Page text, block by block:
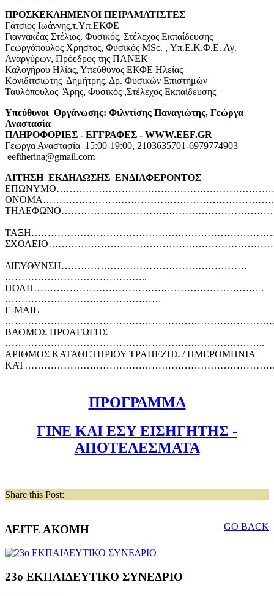
ΠΡΟΣΚΕΚΛΗΜΕΝΟΙ ΠΕΙΡΑΜΑΤΙΣΤΕΣ
Γάτσιος Ιωάννης,τ.Υπ.ΕΚΦΕ
Γιαννακέας Στέλιος, Φυσικός, Στέλεχος Εκπαίδευσης
Γεωργόπουλος Χρήστος, Φυσικός MSc. , Υπ.Ε.Κ.Φ.Ε. Αγ.
Αναργύρων, Πρόεδρος της ΠΑΝΕΚ
Καλογήρου Ηλίας, Υπεύθυνος ΕΚΦΕ Ηλείας
Κονιδιτσιώτης Δημήτρης, Δρ. Φυσικών Επιστημών
Ταυλόπουλος Άρης, Φυσικός ,Στέλεχος Εκπαίδευσης
Υπεύθυνοι Οργάνωσης: Φιλντίσης Παναγιώτης, Γεώργα
Αναστασία
ΠΛΗΡΟΦΟΡΙΕΣ - ΕΓΓΡΑΦΕΣ - WWW.EEF.GR
Γεώργα Αναστασία 15:00-19:00, 2103635701-6979774903
eeftherina@gmail.com
ΑΙΤΗΣΗ ΕΚΔΗΛΩΣΗΣ ΕΝΔΙΑΦΕΡΟΝΤΟΣ
ΔΙΕΥΘΥΝΣΗ…………………………………………………
……………………………………..
ΠΟΛΗ…………………………………………………………… .
…………………………………………
Ε-ΜΑΙL
ΒΑΘΜΟΣ ΠΡΟΑΓΩΓΗΣ
……………………………………………………………………..
ΑΡΙΘΜΟΣ ΚΑΤΑΘΕΤΗΡΙΟΥ ΤΡΑΠΕΖΗΣ / ΗΜΕΡΟΜΗΝΙΑ
ΠΡΟΓΡΑΜΜΑ
ΓΙΝΕ ΚΑΙ ΕΣΥ ΕΙΣΗΓΗΤΗΣ -
ΑΠΟΤΕΛΕΣΜΑΤΑ
Share this Post:
GO BACK
ΔΕΙΤΕ ΑΚΟΜΗ
23ο ΕΚΠΑΙΔΕΥΤΙΚΟ ΣΥΝΕΔΡΙΟ